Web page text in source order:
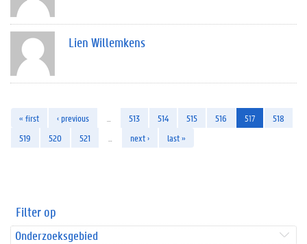
Lien Willemkens
« first ‹ previous 513 514 515 516 517
518
519
520 521 next › last »
Filter op
Onderzoeksgebied